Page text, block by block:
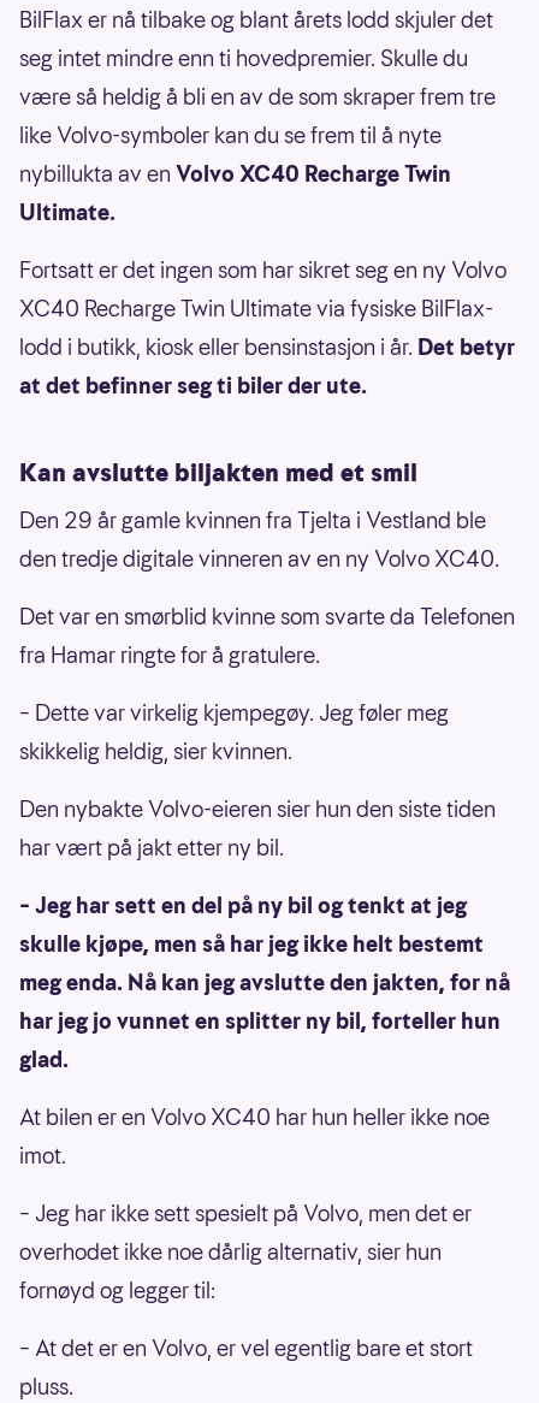
BilFlax er nå tilbake og blant årets lodd skjuler det
seg intet mindre enn ti hovedpremier. Skulle du
være så heldig å bli en av de som skraper frem tre
like Volvo-symboler kan du se frem til å nyte
nybillukta av en Volvo XC40 Recharge Twin
Ultimate.
Fortsatt er det ingen som har sikret seg en ny Volvo
XC40 Recharge Twin Ultimate via fysiske BilFlax-
lodd i butikk, kiosk eller bensinstasjon i år. Det betyr
at det befinner seg ti biler der ute.
Kan avslutte biljakten med et smil
Den 29 år gamle kvinnen fra Tjelta i Vestland ble
den tredje digitale vinneren av en ny Volvo XC40.
Det var en smørblid kvinne som svarte da Telefonen
fra Hamar ringte for å gratulere.
– Dette var virkelig kjempegøy. Jeg føler meg
skikkelig heldig, sier kvinnen.
Den nybakte Volvo-eieren sier hun den siste tiden
har vært på jakt etter ny bil.
– Jeg har sett en del på ny bil og tenkt at jeg
skulle kjøpe, men så har jeg ikke helt bestemt
meg enda. Nå kan jeg avslutte den jakten, for nå
har jeg jo vunnet en splitter ny bil, forteller hun
glad.
At bilen er en Volvo XC40 har hun heller ikke noe
imot.
– Jeg har ikke sett spesielt på Volvo, men det er
overhodet ikke noe dårlig alternativ, sier hun
fornøyd og legger til:
– At det er en Volvo, er vel egentlig bare et stort
pluss.